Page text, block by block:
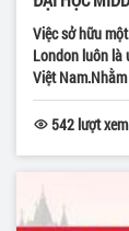
Việc sở hữu
London luôn là
Việt Nam.Nhằm
542 lượt xem